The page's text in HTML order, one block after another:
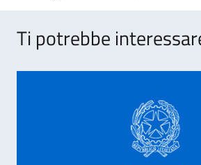
Ti potrebbe